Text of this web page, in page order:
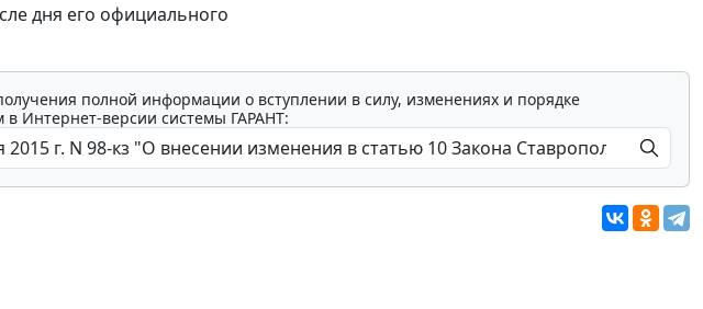
дня его официального
полной информации о вступлении в силу, изменениях и порядке
в Интернет-версии системы ГАРАНТ: